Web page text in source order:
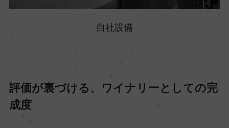
自社設備
評価が裏づける、ワイナリーとしての完
成度